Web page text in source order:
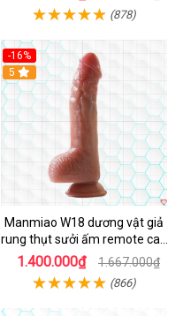
(878)
-16%
Hot
5
Manmiao W18 dương vật giả
rung thụt sưởi ấm remote cao
cấp
1.400.000₫ 1.667.000₫
(866)